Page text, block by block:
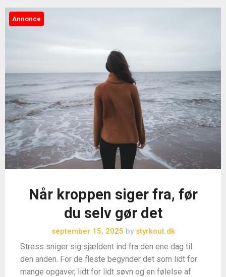
Annonce
Når kroppen siger fra, før
du selv gør det
september 15, 2025 bystyrkout.dk
Stress sniger sig sjældent ind fra den ene dag til
den anden. For de fleste begynder det som lidt for
mange opgaver, lidt for lidt søvn og en følelse af